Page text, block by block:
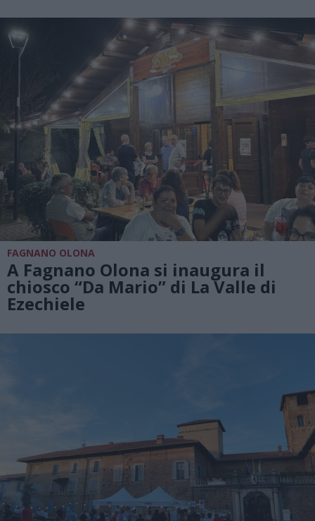
FAGNANO OLONA
A Fagnano Olona si inaugura il
chiosco “Da Mario” di La Valle di
Ezechiele